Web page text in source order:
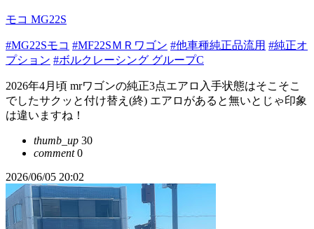
モコ MG22S
#MG22Sモコ #MF22SＭＲワゴン #他車種純正品流用 #純正オ
プション #ボルクレーシング グループC
2026年4月頃 mrワゴンの純正3点エアロ入手状態はそこそこ
でしたサクッと付け替え(終) エアロがあると無いとじゃ印象
は違いますね！
thumb_up 30
comment0
2026/06/05 20:02